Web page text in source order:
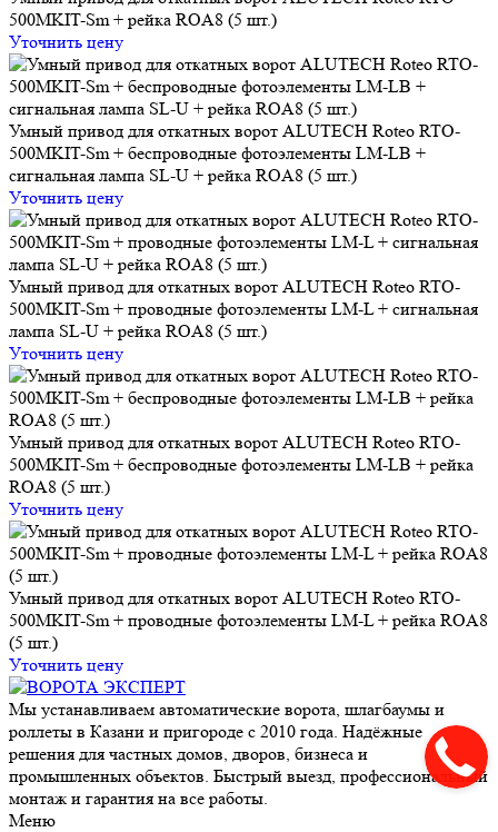
500MKIT-Sm + рейка ROA8 (5 шт.)
Уточнить цену
Умный привод для откатных ворот ALUTECH Roteo RTO-
500MKIT-Sm + беспроводные фотоэлементы LM-LB +
сигнальная лампа SL-U + рейка ROA8 (5 шт.)
Уточнить цену
Умный привод для откатных ворот ALUTECH Roteo RTO-
500MKIT-Sm + проводные фотоэлементы LM-L + сигнальная
лампа SL-U + рейка ROA8 (5 шт.)
Уточнить цену
Умный привод для откатных ворот ALUTECH Roteo RTO-
500MKIT-Sm + беспроводные фотоэлементы LM-LB + рейка
ROA8 (5 шт.)
Уточнить цену
Умный привод для откатных ворот ALUTECH Roteo RTO-
500MKIT-Sm + проводные фотоэлементы LM-L + рейка ROA8
(5 шт.)
Уточнить цену
Мы устанавливаем автоматические ворота, шлагбаумы и
роллеты в Казани и пригороде с 2010 года. Надёжные
решения для частных домов, дворов, бизнеса и
промышленных объектов. Быстрый выезд, профессиональный
монтаж и гарантия на все работы.
Меню